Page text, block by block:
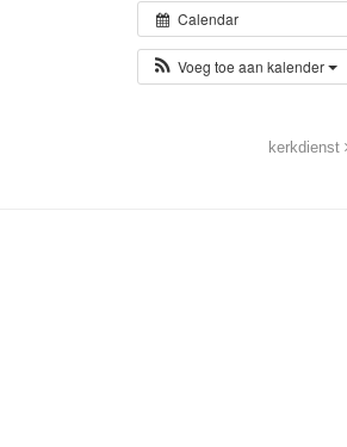
Calendar
Voeg toe aan kalender
kerkdienst